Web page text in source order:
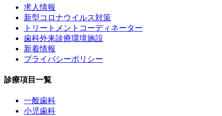
求人情報
新型コロナウイルス対策
トリートメントコーディネーター
歯科外来診療環境施設
新着情報
プライバシーポリシー
診療項目一覧
一般歯科
小児歯科